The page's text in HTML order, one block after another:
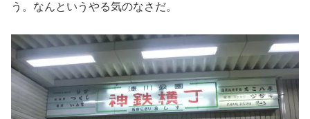
う。なんというやる気のなさだ。